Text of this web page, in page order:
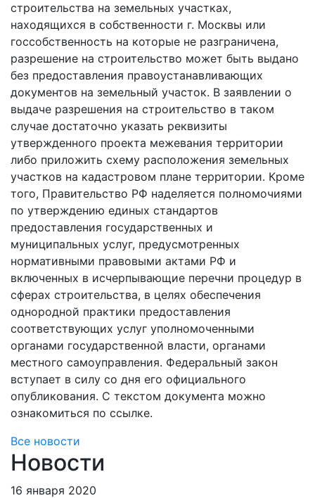
строительства на земельных участках,
находящихся в собственности г. Москвы или
госсобственность на которые не разграничена,
разрешение на строительство может быть выдано
без предоставления правоустанавливающих
документов на земельный участок. В заявлении о
выдаче разрешения на строительство в таком
случае достаточно указать реквизиты
утвержденного проекта межевания территории
либо приложить схему расположения земельных
участков на кадастровом плане территории. Кроме
того, Правительство РФ наделяется полномочиями
по утверждению единых стандартов
предоставления государственных и
муниципальных услуг, предусмотренных
нормативными правовыми актами РФ и
включенных в исчерпывающие перечни процедур в
сферах строительства, в целях обеспечения
однородной практики предоставления
соответствующих услуг уполномоченными
органами государственной власти, органами
местного самоуправления. Федеральный закон
вступает в силу со дня его официального
опубликования. С текстом документа можно
ознакомиться по ссылке.
Все новости
Новости
16 января 2020